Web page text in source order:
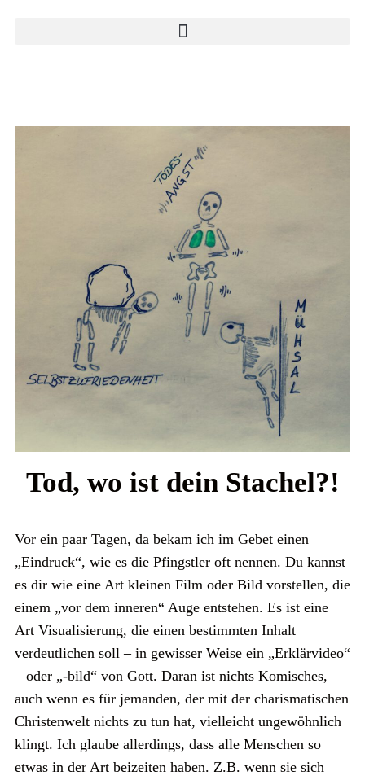
Tod, wo ist dein Stachel?!
Vor ein paar Tagen, da bekam ich im Gebet einen
„Eindruck“, wie es die Pfingstler oft nennen. Du kannst
es dir wie eine Art kleinen Film oder Bild vorstellen, die
einem „vor dem inneren“ Auge entstehen. Es ist eine
Art Visualisierung, die einen bestimmten Inhalt
verdeutlichen soll – in gewisser Weise ein „Erklärvideo“
– oder „-bild“ von Gott. Daran ist nichts Komisches,
auch wenn es für jemanden, der mit der charismatischen
Christenwelt nichts zu tun hat, vielleicht ungewöhnlich
klingt. Ich glaube allerdings, dass alle Menschen so
etwas in der Art beizeiten haben. Z.B. wenn sie sich